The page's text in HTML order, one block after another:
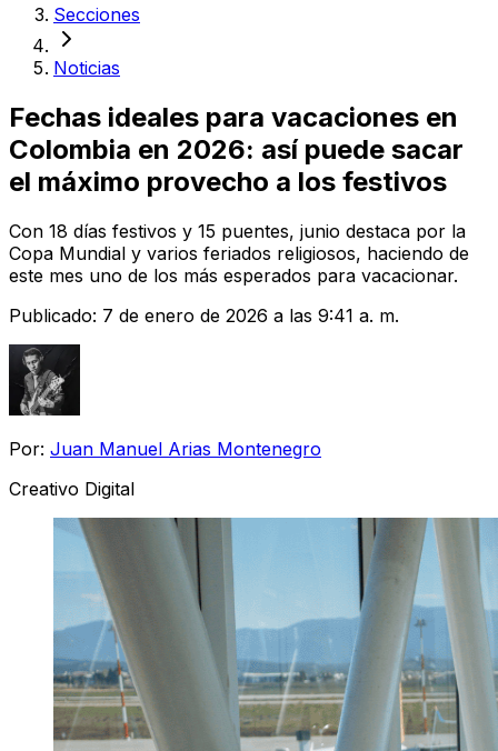
Secciones
Noticias
Fechas ideales para vacaciones en
Colombia en 2026: así puede sacar
el máximo provecho a los festivos
Con 18 días festivos y 15 puentes, junio destaca por la
Copa Mundial y varios feriados religiosos, haciendo de
este mes uno de los más esperados para vacacionar.
Publicado: 7 de enero de 2026 a las 9:41 a. m.
Por: Juan Manuel Arias Montenegro
Creativo Digital